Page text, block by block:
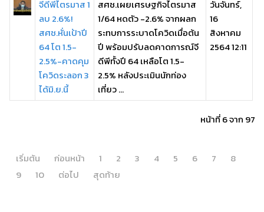
จีดีพีไตรมาส 1
ลบ 2.6%!
สศช.หั่นเป้าปี
64 โต 1.5-
2.5%-คาดคุม
โควิดระลอก 3
ได้มิ.ย.นี้
สศช.เผยเศรษฐกิจไตรมาส
1/64 หดตัว -2.6% จากผลก
ระทบการระบาดโควิดเมื่อต้น
ปี พร้อมปรับลดคาดการณ์จี
ดีพีทั้งปี 64 เหลือโต 1.5-
2.5% หลังประเมินนักท่อง
เที่ยว ...
วันจันทร์,
16
สิงหาคม
2564 12:11
หน้าที่ 6 จาก 97
เริ่มต้น ก่อนหน้า 1 2 3 4 5 6 7
8
9
10 ต่อไป สุดท้าย